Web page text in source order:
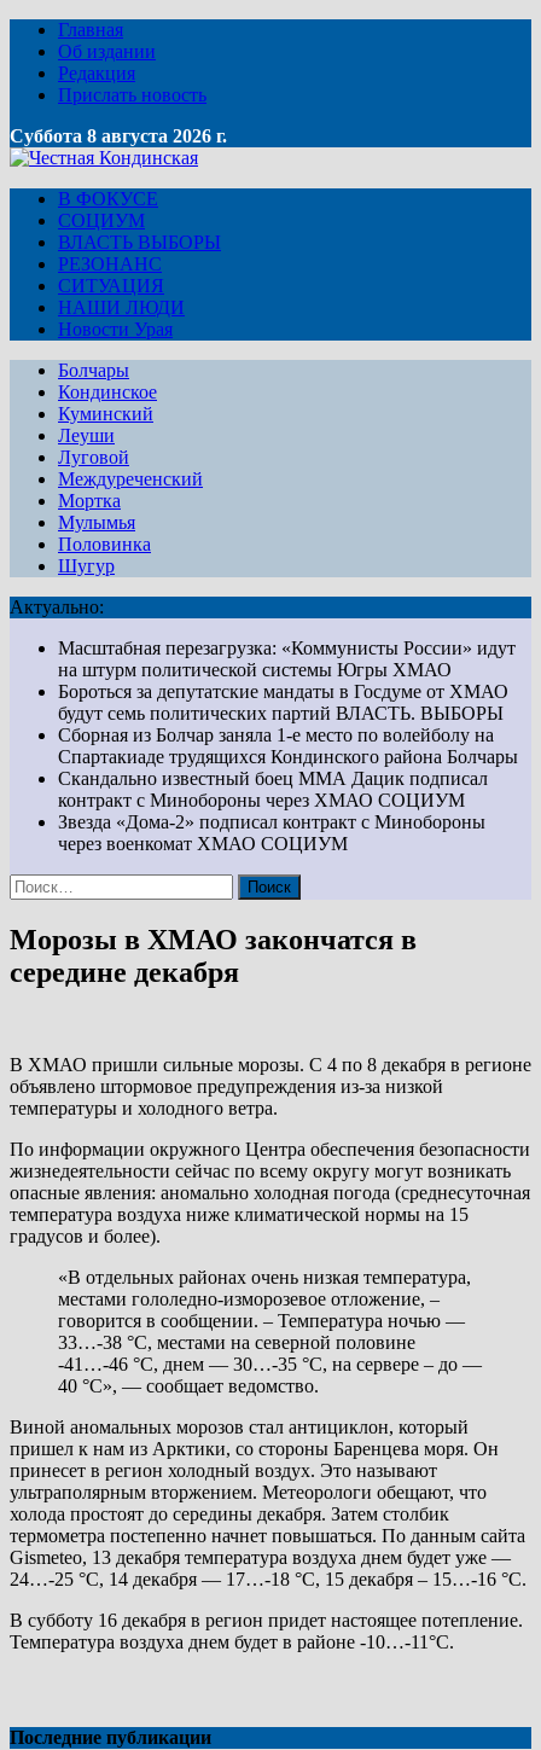
Главная
Об издании
Редакция
Прислать новость
Суббота 8 августа 2026 г.
В ФОКУСЕ
СОЦИУМ
ВЛАСТЬ ВЫБОРЫ
РЕЗОНАНС
СИТУАЦИЯ
НАШИ ЛЮДИ
Новости Урая
Болчары
Кондинское
Куминский
Леуши
Луговой
Междуреченский
Мортка
Мулымья
Половинка
Шугур
Актуально:
Масштабная перезагрузка: «Коммунисты России» идут
на штурм политической системы Югры ХМАО
Бороться за депутатские мандаты в Госдуме от ХМАО
будут семь политических партий ВЛАСТЬ. ВЫБОРЫ
Сборная из Болчар заняла 1-е место по волейболу на
Спартакиаде трудящихся Кондинского района Болчары
Скандально известный боец ММА Дацик подписал
контракт с Минобороны через ХМАО СОЦИУМ
Звезда «Дома-2» подписал контракт с Минобороны
через военкомат ХМАО СОЦИУМ
Найти:
Морозы в ХМАО закончатся в
середине декабря
В ХМАО пришли сильные морозы. С 4 по 8 декабря в регионе
объявлено штормовое предупреждения из-за низкой
температуры и холодного ветра.
По информации окружного Центра обеспечения безопасности
жизнедеятельности сейчас по всему округу могут возникать
опасные явления: аномально холодная погода (среднесуточная
температура воздуха ниже климатической нормы на 15
градусов и более).
«В отдельных районах очень низкая температура,
местами гололедно-изморозевое отложение, –
говорится в сообщении. – Температура ночью —
33…-38 °С, местами на северной половине
-41…-46 °С, днем — 30…-35 °С, на сервере – до —
40 °С», — сообщает ведомство.
Виной аномальных морозов стал антициклон, который
пришел к нам из Арктики, со стороны Баренцева моря. Он
принесет в регион холодный воздух. Это называют
ультраполярным вторжением. Метеорологи обещают, что
холода простоят до середины декабря. Затем столбик
термометра постепенно начнет повышаться. По данным сайта
Gismeteo, 13 декабря температура воздуха днем будет уже —
24…-25 °С, 14 декабря — 17…-18 °С, 15 декабря – 15…-16 °С.
В субботу 16 декабря в регион придет настоящее потепление.
Температура воздуха днем будет в районе -10…-11°С.
Последние публикации